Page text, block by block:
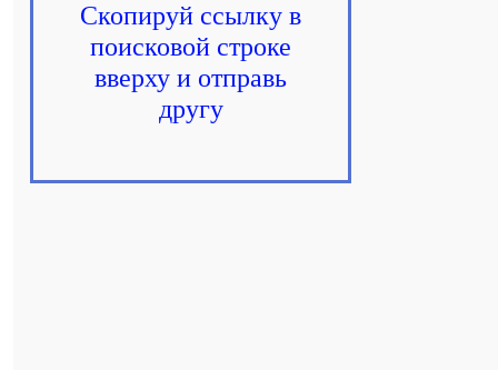
Скопируй ссылку в
поисковой строке
вверху и отправь
другу